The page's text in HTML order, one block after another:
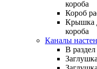
короба
Короб
Крышка
короба
Каналы
В раздел